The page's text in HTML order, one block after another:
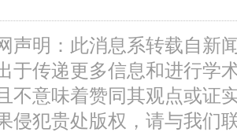
声明：此消息系转载自新
于传递更多信息和进行学
不意味着赞同其观点或证
侵犯贵处版权，请与我们